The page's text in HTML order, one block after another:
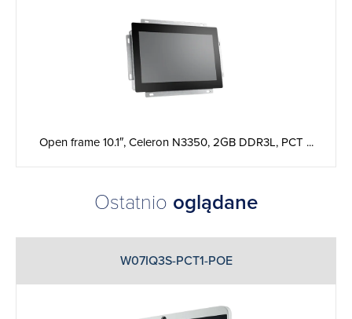
Open frame 10.1″, Celeron N3350, 2GB DDR3L, PCT ...
Ostatnio oglądane
W07IQ3S-PCT1-POE